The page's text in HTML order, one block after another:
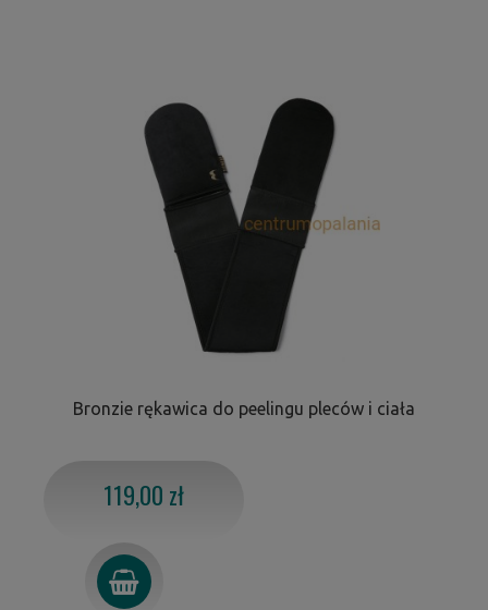
Bronzie rękawica do peelingu pleców i ciała
119,00 zł